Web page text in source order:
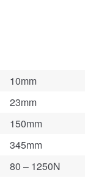
10mm
23mm
150mm
345mm
80 – 1250N